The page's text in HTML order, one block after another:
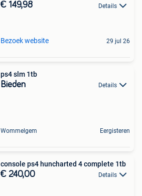
€ 149,98 Details
Bezoek website 29 jul 26
ps4 slm 1tb
Bieden Details
Wommelgem Eergisteren
console ps4 huncharted 4 complete 1tb
€ 240,00 Details